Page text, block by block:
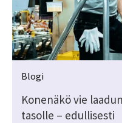
Blogi
Konenäkö vie
tasolle – edullisesti